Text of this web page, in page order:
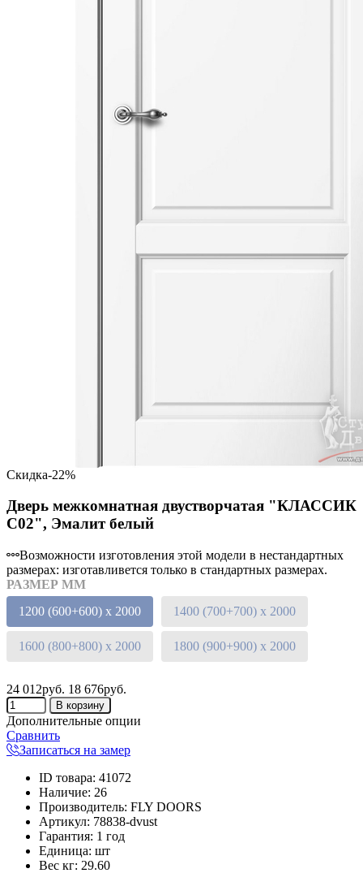
Скидка-22%
Дверь межкомнатная двустворчатая "КЛАССИК
C02", Эмалит белый
Возможности изготовления этой модели в нестандартных
размерах: изготавливется только в стандартных размерах.
РАЗМЕР ММ
1200 (600+600) х 2000
1400 (700+700) х 2000
1600 (800+800) х 2000 1800 (900+900) х 2000
24 012руб. 18 676руб.
Дополнительные опции
Сравнить
Записаться на замер
ID товара: 41072
Наличие: 26
Производитель: FLY DOORS
Артикул: 78838-dvust
Гарантия: 1 год
Единица: шт
Вес кг: 29.60